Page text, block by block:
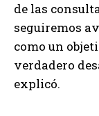
de las
seguiremos
como un
verdadero
explicó.